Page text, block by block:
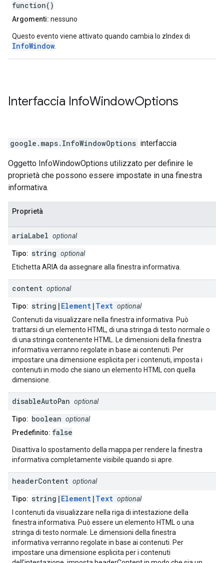
function()
Argomenti: nessuno
Questo evento viene attivato quando cambia lo zIndex di
InfoWindow.
Interfaccia InfoWindowOptions
google.maps. InfoWindowOptions interfaccia
Oggetto InfoWindowOptions utilizzato per definire le
proprietà che possono essere impostate in una finestra
informativa.
Proprietà
ariaLabel optional
Tipo: string optional
Etichetta ARIA da assegnare alla finestra informativa.
content optional
Tipo: string| Element | Text optional
Contenuti da visualizzare nella finestra informativa. Può
trattarsi di un elemento HTML, di una stringa di testo normale o
di una stringa contenente HTML. Le dimensioni della finestra
informativa verranno regolate in base ai contenuti. Per
impostare una dimensione esplicita per i contenuti, imposta i
contenuti in modo che siano un elemento HTML con quella
dimensione.
disableAutoPan optional
Tipo: boolean optional
Predefinito: false
Disattiva lo spostamento della mappa per rendere la finestra
informativa completamente visibile quando si apre.
headerContent optional
Tipo: string| Element | Text optional
I contenuti da visualizzare nella riga di intestazione della
finestra informativa. Può essere un elemento HTML o una
stringa di testo normale. Le dimensioni della finestra
informativa verranno regolate in base ai contenuti. Per
impostare una dimensione esplicita per i contenuti